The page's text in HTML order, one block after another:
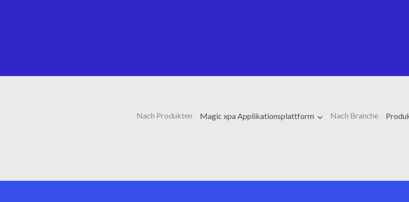
Nach Produkten Magic xpa Applikationsplattform Nach Branche